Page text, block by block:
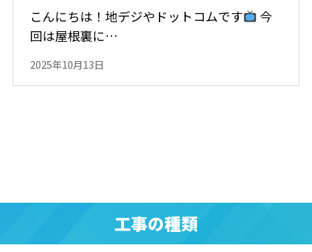
こんにちは！地デジやドットコムです
今
回は屋根裏に…
2025年10月13日
工事の種類